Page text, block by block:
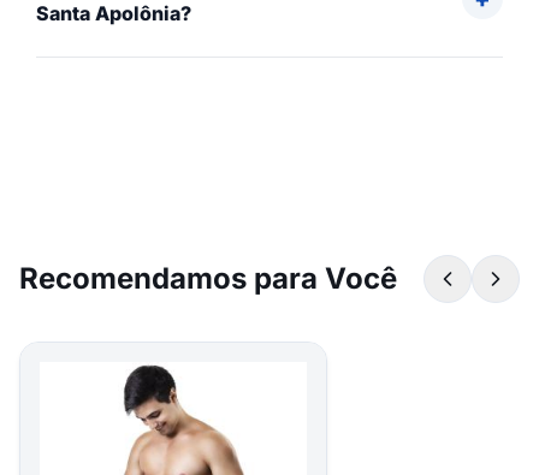
Santa Apolônia?
Recomendamos para Você